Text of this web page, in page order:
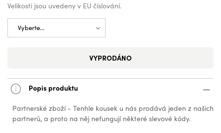
Velikosti jsou uvedeny v EU číslování.
VYPRODÁNO
Popis produktu
Partnerské zboží - Tenhle kousek u nás prodává jeden z našich
partnerů, a proto na něj nefungují některé slevové kódy.